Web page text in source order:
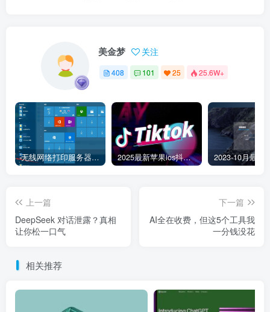
美金梦 关注
408 101 25 25.6W+
无线网络打印服务器连接和添加打印机教程 2025最新苹果ios抖音tiktok国际版免拔卡版本
上一篇
DeepSeek 对话泄露？真相
让你松一口气
下一篇
AI全在收费，但这5个工具我
一分钱没花
相关推荐